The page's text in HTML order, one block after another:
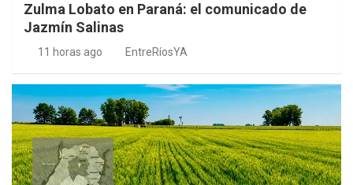
Zulma Lobato en Paraná: el comunicado de
Jazmín Salinas
11 horas ago EntreRíosYA